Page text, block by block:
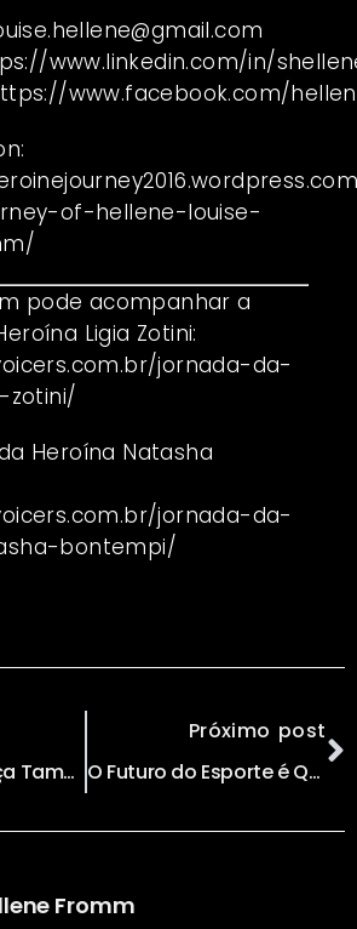
www.linkedin.com/in/
www.facebook.com/
of-hellene-louise-
pode acompanhar a
Ligia Zotini:
jornada-da-
zotini/
Heroína Natasha
jornada-da-
bontempi/
A Cibersegurança Também Viajou para Davos
Próximo post
O Futuro do Esporte é Quase Inimaginável … E Está Acontecendo Agora!
Fromm